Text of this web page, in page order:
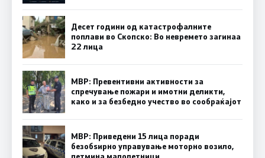
Десет години од катастрофалните
поплави во Скопско: Во невремето загинаа
22 лица
МВР: Превентивни активности за
спречување пожари и имотни деликти,
како и за безбедно учество во сообраќајот
МВР: Приведени 15 лица поради
безобѕирно управување моторно возило,